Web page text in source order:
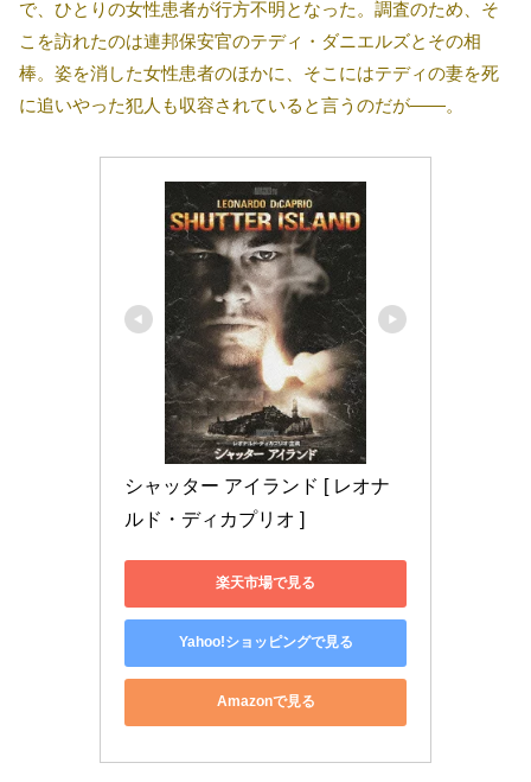
で、ひとりの女性患者が行方不明となった。調査のため、そ
こを訪れたのは連邦保安官のテディ・ダニエルズとその相
棒。姿を消した女性患者のほかに、そこにはテディの妻を死
に追いやった犯人も収容されていると言うのだが――。
シャッター アイランド [ レオナ
ルド・ディカプリオ ]
楽天市場で見る
Yahoo!ショッピングで見る
Amazonで見る